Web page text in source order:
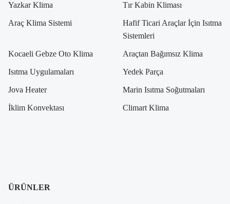
Yazkar Klima Tır Kabin Kliması
Araç Klima Sistemi
Hafif Ticari Araçlar İçin Isıtma
Sistemleri
Kocaeli Gebze Oto Klima Araçtan Bağımsız Klima
Isıtma Uygulamaları Yedek Parça
Jova Heater Marin Isıtma Soğutmaları
İklim Konvektası Climart Klima
ÜRÜNLER